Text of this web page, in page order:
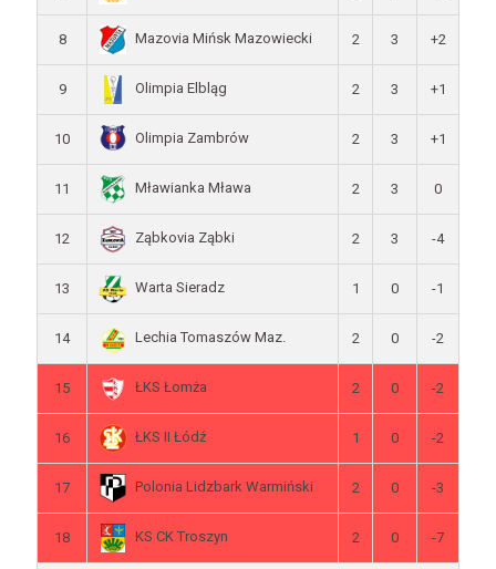
8 Mazovia Mińsk Mazowiecki 2 3 +2
9 Olimpia Elbląg 2 3 +1
10 Olimpia Zambrów 2 3 +1
11 Mławianka Mława 2 3 0
12 Ząbkovia Ząbki 2 3 -4
13 Warta Sieradz 1 0 -1
14 Lechia Tomaszów Maz. 2 0 -2
15 ŁKS Łomża 2 0 -2
16 ŁKS II Łódź 1 0 -2
17 Polonia Lidzbark Warmiński 2 0 -3
18 KS CK Troszyn 2 0 -7